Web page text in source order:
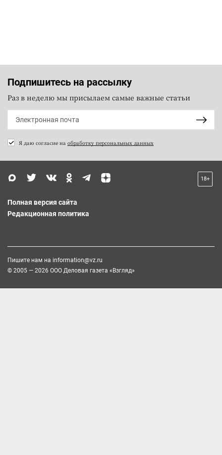
Подпишитесь на рассылку
Раз в неделю мы присылаем самые важные статьи
Я даю согласие на обработку персональных данных
18+
Полная версия сайта
Редакционная политика
Пишите нам на information@vz.ru
© 2005 — 2026 ООО Деловая газета «Взгляд»